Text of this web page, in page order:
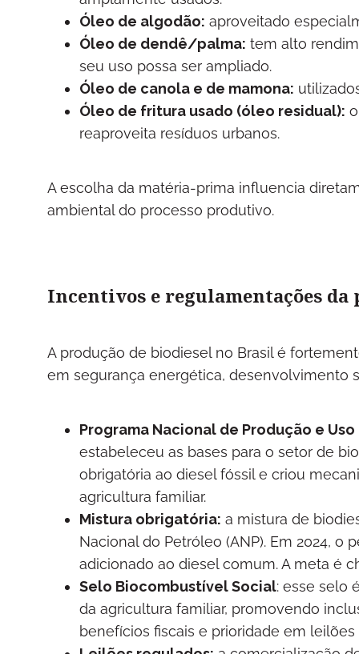
Óleo de algodão: aproveitado
Óleo de dendê/palma: tem alto
seu uso possa ser ampliado.
Óleo de canola e de mamona:
Óleo de fritura usado (óleo residual):
reaproveita resíduos urbanos.
A escolha da matéria-prima influencia
ambiental do processo produtivo.
Incentivos e regulamentações
A produção de biodiesel no Brasil é
em segurança energética, desenvolvimento
Programa Nacional de Produção e Uso
estabeleceu as bases para o setor de
obrigatória ao diesel fóssil e criou
agricultura familiar.
Mistura obrigatória: a mistura de
Nacional do Petróleo (ANP). Em 2024, o
adicionado ao diesel comum. A meta é
Selo Biocombustível Social: esse selo
da agricultura familiar, promovendo
benefícios fiscais e prioridade em leilões